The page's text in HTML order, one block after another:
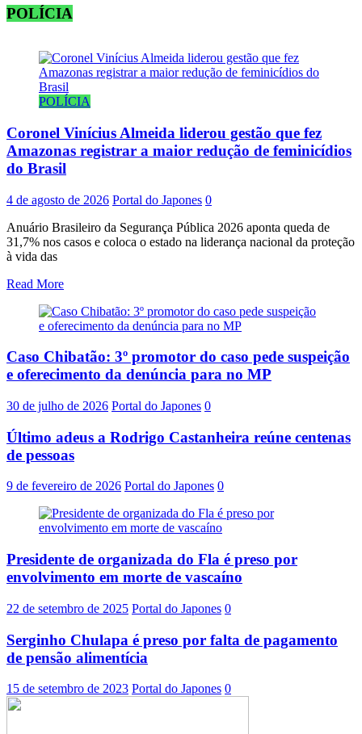
POLÍCIA
POLÍCIA
Coronel Vinícius Almeida liderou gestão que fez
Amazonas registrar a maior redução de feminicídios
do Brasil
4 de agosto de 2026 Portal do Japones 0
Anuário Brasileiro da Segurança Pública 2026 aponta queda de
31,7% nos casos e coloca o estado na liderança nacional da proteção
à vida das
Read More
Caso Chibatão: 3º promotor do caso pede suspeição
e oferecimento da denúncia para no MP
30 de julho de 2026 Portal do Japones 0
Último adeus a Rodrigo Castanheira reúne centenas
de pessoas
9 de fevereiro de 2026 Portal do Japones 0
Presidente de organizada do Fla é preso por
envolvimento em morte de vascaíno
22 de setembro de 2025 Portal do Japones 0
Serginho Chulapa é preso por falta de pagamento
de pensão alimentícia
15 de setembro de 2023 Portal do Japones 0